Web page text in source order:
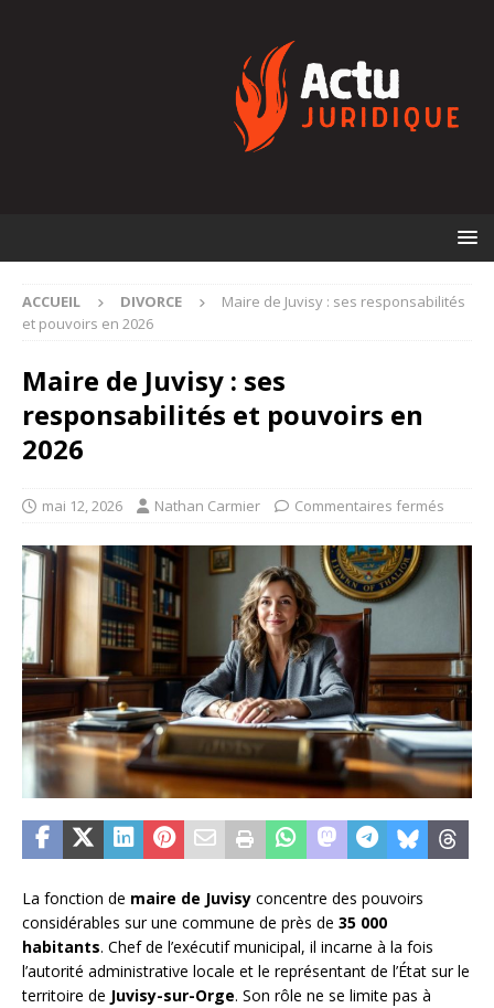
ACCUEIL DIVORCE
Maire de Juvisy : ses responsabilités
et pouvoirs en 2026
Maire de Juvisy : ses
responsabilités et pouvoirs en
2026
mai 12, 2026 Nathan Carmier Commentaires fermés
La fonction de maire de Juvisy concentre des pouvoirs
considérables sur une commune de près de 35 000
habitants. Chef de l’exécutif municipal, il incarne à la fois
l’autorité administrative locale et le représentant de l’État sur le
territoire de Juvisy-sur-Orge. Son rôle ne se limite pas à